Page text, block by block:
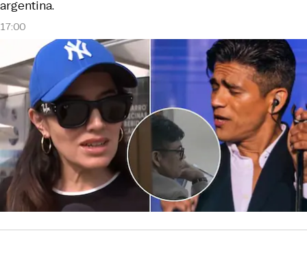
17:00
argentina.